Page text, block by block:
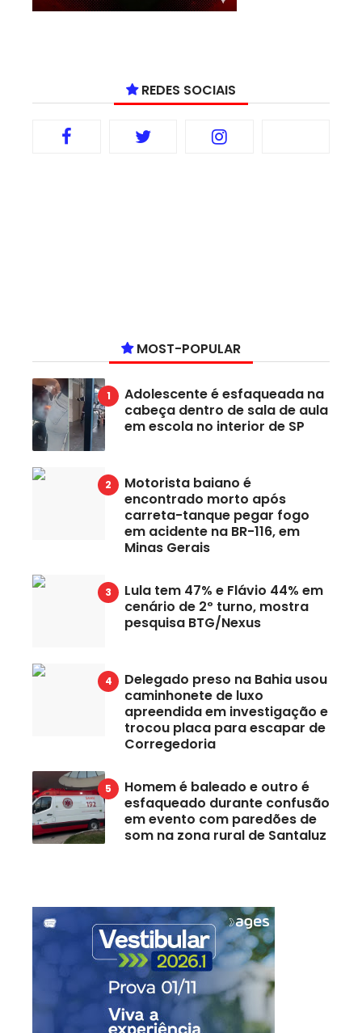
REDES SOCIAIS
MOST-POPULAR
Adolescente é esfaqueada na
cabeça dentro de sala de aula
em escola no interior de SP
Motorista baiano é
encontrado morto após
carreta-tanque pegar fogo
em acidente na BR-116, em
Minas Gerais
Lula tem 47% e Flávio 44% em
cenário de 2º turno, mostra
pesquisa BTG/Nexus
Delegado preso na Bahia usou
caminhonete de luxo
apreendida em investigação e
trocou placa para escapar de
Corregedoria
Homem é baleado e outro é
esfaqueado durante confusão
em evento com paredões de
som na zona rural de Santaluz